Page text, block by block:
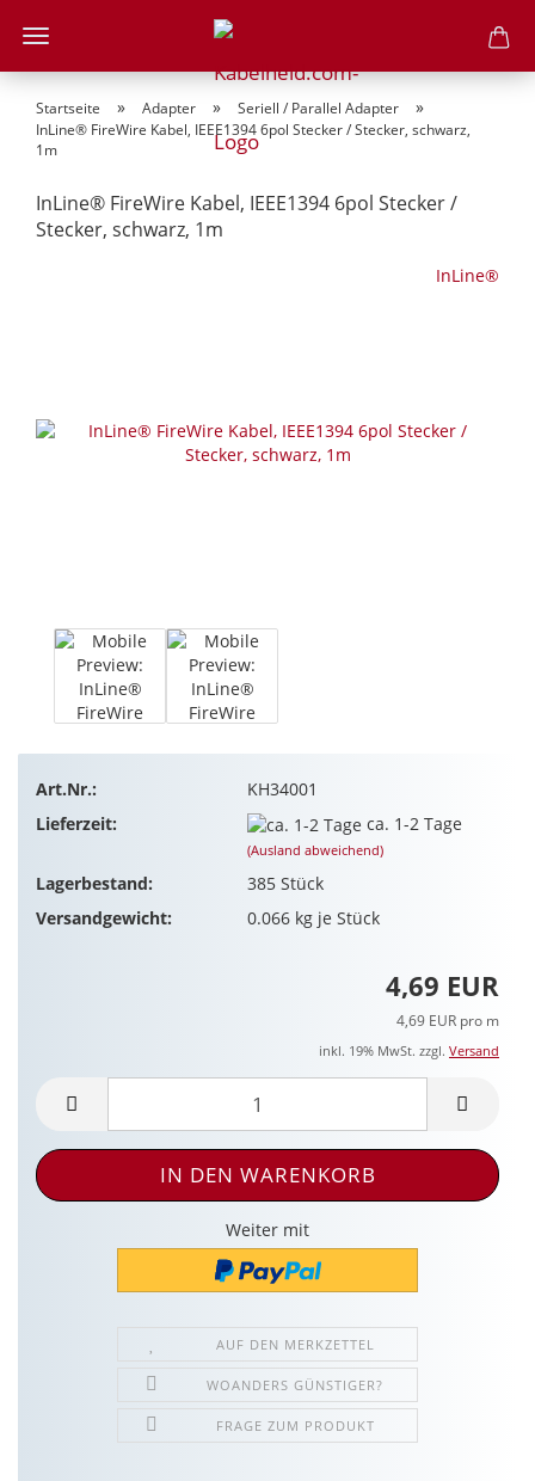
Startseite » Adapter » Seriell / Parallel Adapter »
InLine® FireWire Kabel, IEEE1394 6pol Stecker / Stecker, schwarz,
1m
InLine® FireWire Kabel, IEEE1394 6pol Stecker /
Stecker, schwarz, 1m
InLine®
Art.Nr.:
KH34001
Lieferzeit:
ca. 1-2 Tage
(Ausland abweichend)
Lagerbestand: 385 Stück
Versandgewicht:
0.066kg je Stück
4,69 EUR
4,69 EUR pro m
inkl. 19% MwSt. zzgl. Versand
Weiter mit
AUF DEN MERKZETTEL
WOANDERS GÜNSTIGER?
FRAGE ZUM PRODUKT